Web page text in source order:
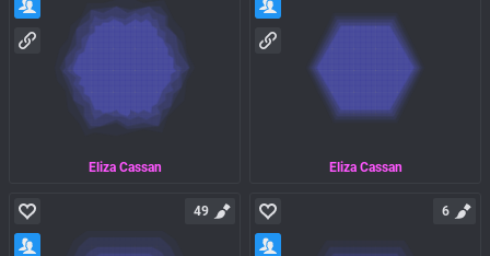
Eliza Cassan Eliza Cassan
49 6